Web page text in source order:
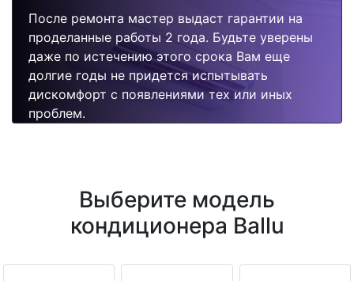
После ремонта мастер выдаст гарантии на
проделанные работы 2 года. Будьте уверены
даже по истечению этого срока Вам еще
долгие годы не придется испытывать
дискомфорт с появлениями тех или иных
проблем.
Выберите модель
кондиционера Ballu